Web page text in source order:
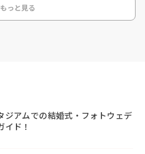
っと見る
ジアムでの結婚式・フォトウェデ
イド！